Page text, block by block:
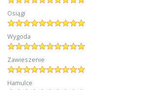
Osiągi
Wygoda
Zawieszenie
Hamulce